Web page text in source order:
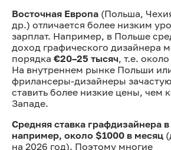
Восточная Европа (Польша,
др.) отличается более низким
зарплат. Например, в Польше
доход графического дизайнера
порядка €20–25 тысяч, т.е.
На внутреннем рынке Польши
фрилансеры-дизайнеры
ставить более низкие цены, чем
Западе.
Средняя ставка графдизайнера
например, около $1000 в месяц
на 2026 год). Поэтому многие